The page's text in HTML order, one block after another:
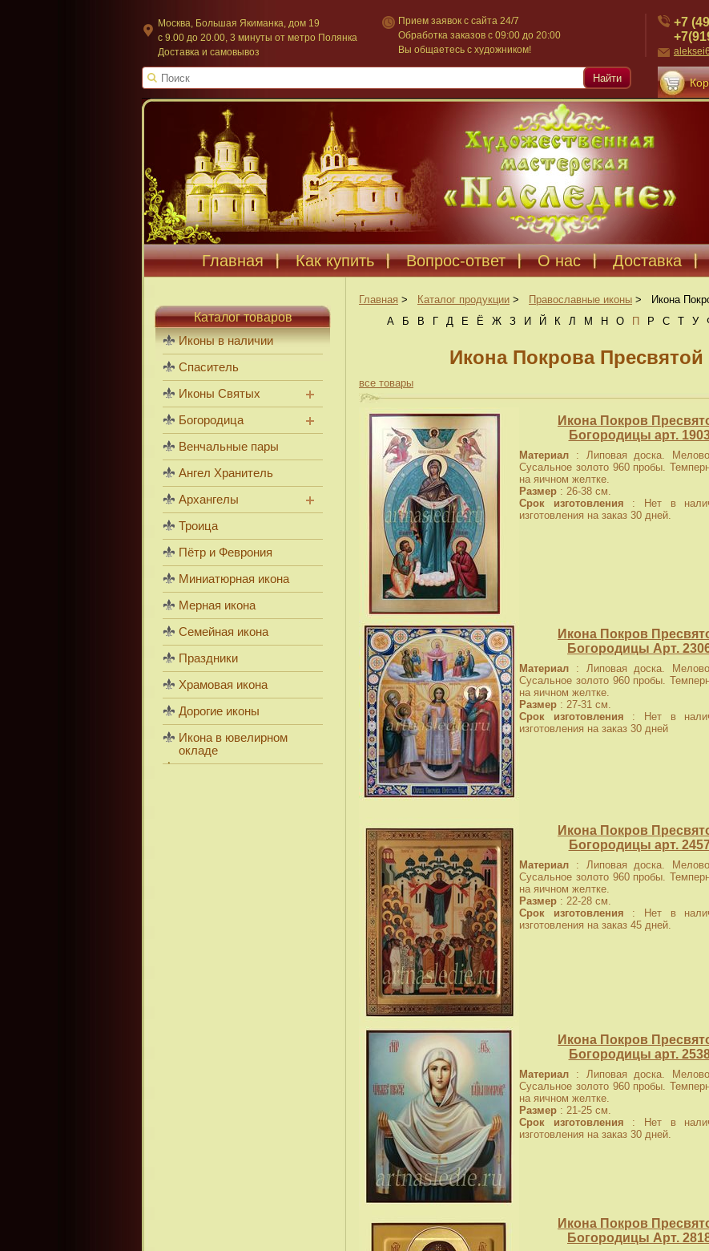
Москва, Большая Якиманка, дом 19
c 9.00 до 20.00, 3 минуты от метро Полянка
Доставка и самовывоз
Прием заявок с сайта 24/7
Обработка заказов с 09:00 до 20:00
Вы общаетесь с художником!
+7
Найти
Главная Как купить Вопрос-ответ О нас Доставка
Главная > Каталог продукции > Православные иконы >
Икона
А
Б В Г Д Е Ё Ж З И Й К Л М Н О П Р С Т У
Икона Покрова
все товары
Икона Покров
Богородицы арт.
Материал : Липовая доска.
Сусальное золото 960 пробы.
на яичном желтке.
Размер : 26-38 см.
Срок изготовления : Нет в
изготовления на заказ 30 дней.
Икона Покров
Богородицы Арт.
Материал : Липовая доска.
Сусальное золото 960 пробы.
на яичном желтке.
Размер : 27-31 см.
Срок изготовления : Нет в
изготовления на заказ 30 дней
Икона Покров
Богородицы арт.
Материал : Липовая доска.
Сусальное золото 960 пробы.
на яичном желтке.
Размер : 22-28 см.
Срок изготовления : Нет в
изготовления на заказ 45 дней.
Икона Покров
Богородицы арт.
Материал : Липовая доска.
Сусальное золото 960 пробы.
на яичном желтке.
Размер : 21-25 см.
Срок изготовления : Нет в
изготовления на заказ 30 дней.
Икона Покров
Богородицы Арт.
Каталог товаров
Иконы в наличии
Спаситель
Иконы Святых
Богородица
Венчальные пары
Ангел Хранитель
Архангелы
Троица
Пётр и Феврония
Миниатюрная икона
Мерная икона
Семейная икона
Праздники
Храмовая икона
Дорогие иконы
Икона в ювелирном
окладе